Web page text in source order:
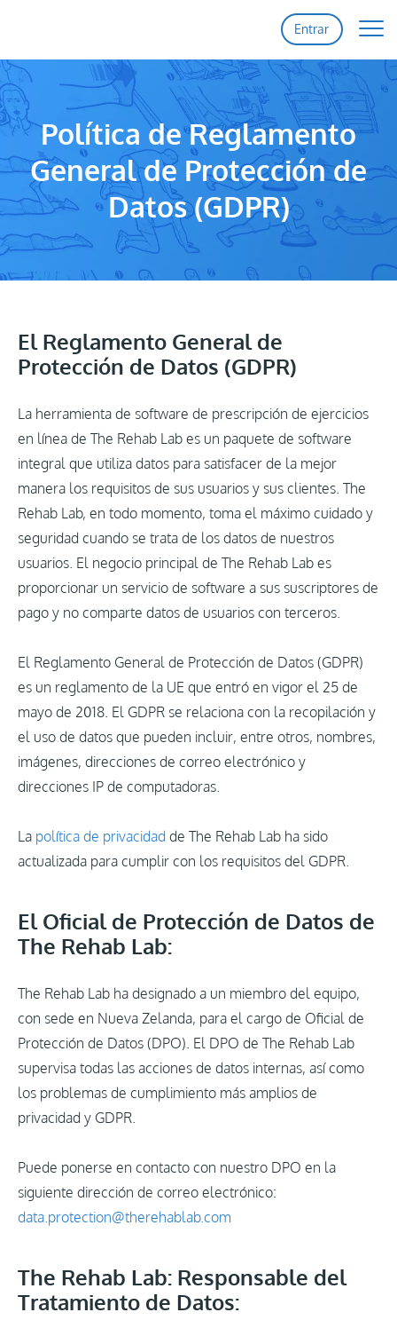
Inicio
Funciones
Precios
Soporte
Contacto
Registro
Entrar
Actualizaciones
Entrar
Política de Reglamento
General de Protección de
Datos (GDPR)
El Reglamento General de
Protección de Datos (GDPR)
La herramienta de software de prescripción de ejercicios
en línea de The Rehab Lab es un paquete de software
integral que utiliza datos para satisfacer de la mejor
manera los requisitos de sus usuarios y sus clientes. The
Rehab Lab, en todo momento, toma el máximo cuidado y
seguridad cuando se trata de los datos de nuestros
usuarios. El negocio principal de The Rehab Lab es
proporcionar un servicio de software a sus suscriptores de
pago y no comparte datos de usuarios con terceros.
El Reglamento General de Protección de Datos (GDPR)
es un reglamento de la UE que entró en vigor el 25 de
mayo de 2018. El GDPR se relaciona con la recopilación y
el uso de datos que pueden incluir, entre otros, nombres,
imágenes, direcciones de correo electrónico y
direcciones IP de computadoras.
La política de privacidad de The Rehab Lab ha sido
actualizada para cumplir con los requisitos del GDPR.
El Oficial de Protección de Datos de
The Rehab Lab:
The Rehab Lab ha designado a un miembro del equipo,
con sede en Nueva Zelanda, para el cargo de Oficial de
Protección de Datos (DPO). El DPO de The Rehab Lab
supervisa todas las acciones de datos internas, así como
los problemas de cumplimiento más amplios de
privacidad y GDPR.
Puede ponerse en contacto con nuestro DPO en la
siguiente dirección de correo electrónico:
data.protection@therehablab.com
The Rehab Lab: Responsable del
Tratamiento de Datos: